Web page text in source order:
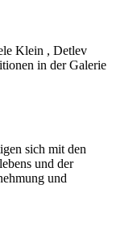
Klein , Detlev
in der Galerie
sich mit den
und der
und